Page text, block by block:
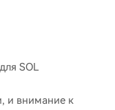
SOL
и внимание к